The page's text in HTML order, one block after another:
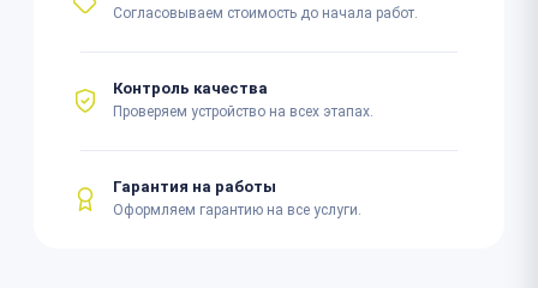
Согласовываем стоимость до начала работ.
Контроль качества
Проверяем устройство на всех этапах.
Гарантия на работы
Оформляем гарантию на все услуги.